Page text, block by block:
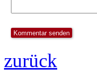
zurück